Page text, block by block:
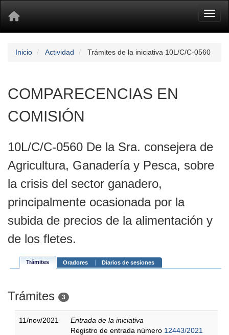
Inicio Actividad Trámites de la iniciativa 10L/C/C-0560
COMPARECENCIAS EN
COMISIÓN
10L/C/C-0560 De la Sra. consejera de
Agricultura, Ganadería y Pesca, sobre
la crisis del sector ganadero,
principalmente ocasionada por la
subida de precios de la alimentación y
de los fletes.
Trámites Oradores Diarios de sesiones
Trámites 3
11/nov/2021
Entrada de la iniciativa
Registro de entrada número 12443/2021